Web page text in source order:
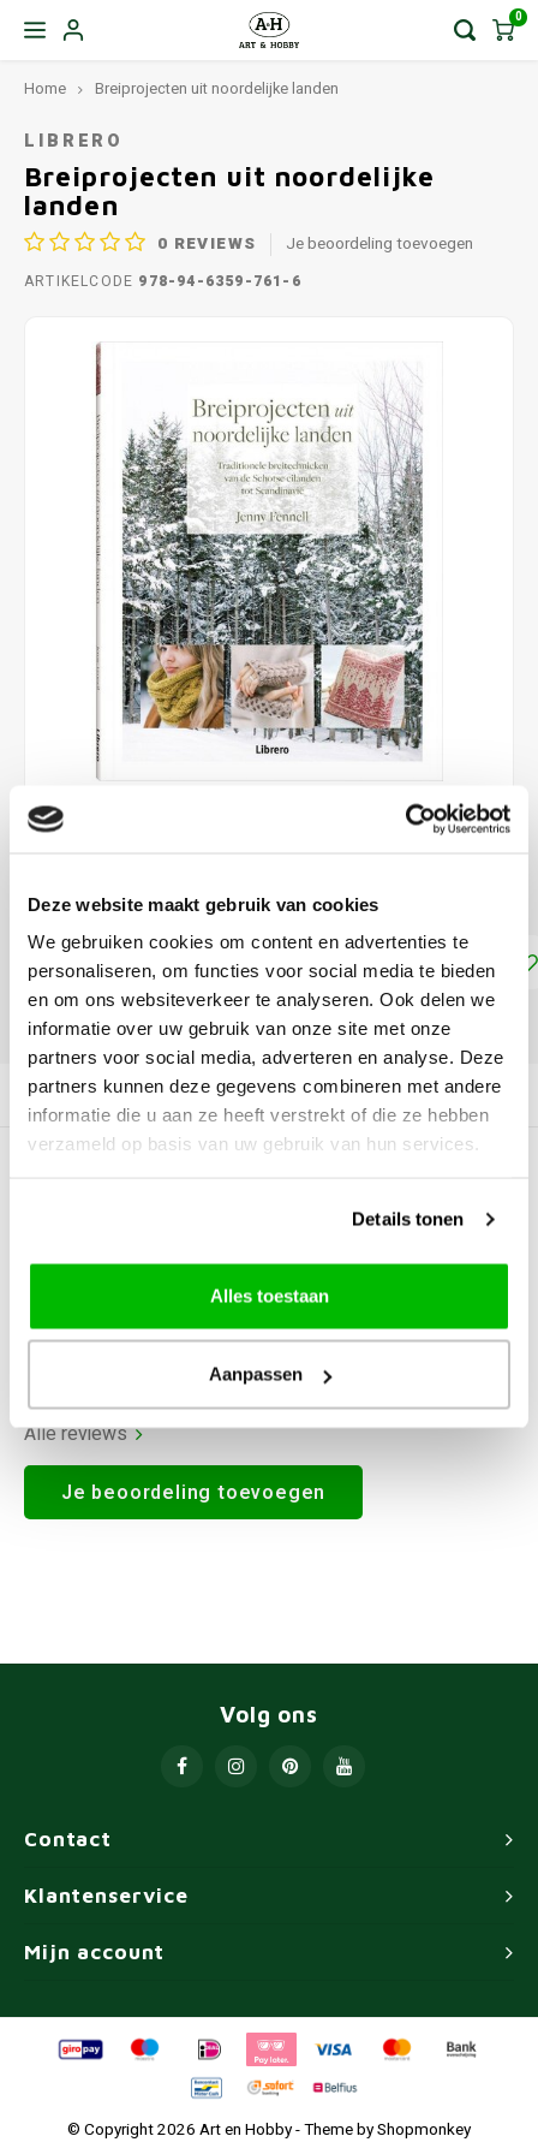
Deze website maakt gebruik van cookies
We gebruiken cookies om content en advertenties te
personaliseren, om functies voor social media te bieden
en om ons websiteverkeer te analyseren. Ook delen we
informatie over uw gebruik van onze site met onze
partners voor social media, adverteren en analyse. Deze
partners kunnen deze gegevens combineren met andere
informatie die u aan ze heeft verstrekt of die ze hebben
verzameld op basis van uw gebruik van hun services.
Details tonen
Alles toestaan
Aanpassen
0
Home Breiprojecten uit noordelijke landen
LIBRERO
Breiprojecten uit noordelijke
landen
0 REVIEWS Je beoordeling toevoegen
ARTIKELCODE 978-94-6359-761-6
DIRECT LEVERBAAR
Toevoegen aan winkelwagen
DELEN:
Productomschrijving
Alle reviews
Je beoordeling toevoegen
Contact
Volg ons
Klantenservice
Mijn account
© Copyright 2026 Art en Hobby - Theme byShopmonkey